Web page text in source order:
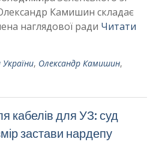
Камишин складає
наглядової ради Читати
, Олександр Камишин,
кабелів для УЗ: суд
застави нардепу